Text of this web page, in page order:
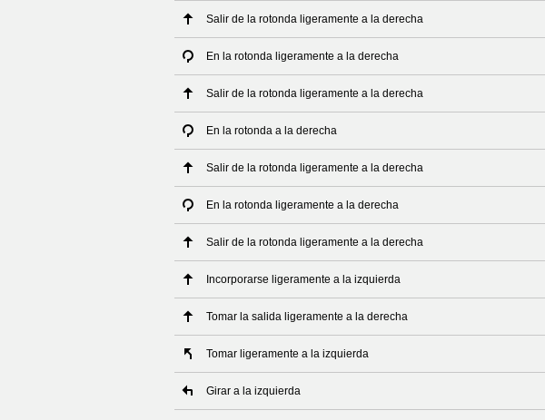
Salir de la rotonda ligeramente a la derecha
En la rotonda ligeramente a la derecha
Salir de la rotonda ligeramente a la derecha
En la rotonda a la derecha
Salir de la rotonda ligeramente a la derecha
En la rotonda ligeramente a la derecha
Salir de la rotonda ligeramente a la derecha
Incorporarse ligeramente a la izquierda
Tomar la salida ligeramente a la derecha
Tomar ligeramente a la izquierda
Girar a la izquierda